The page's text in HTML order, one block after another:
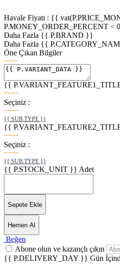
Havale Fiyatı : {{
P.MONEY_ORDER_PERCENT <
Daha Fazla {{ P.BRAND }}
Daha Fazla {{
Öne Çıkan Bilgiler
{{
Seçiniz :
{{ SUB.TYPE }}
{{
Seçiniz :
{{ SUB.TYPE }}
{{ P.STOCK_UNIT }} Adet
Sepete Ekle
Hemen Al
Beğen
Abone olun ve kazançlı çıkın
{{ P.DELIVERY_DAY }} Gün